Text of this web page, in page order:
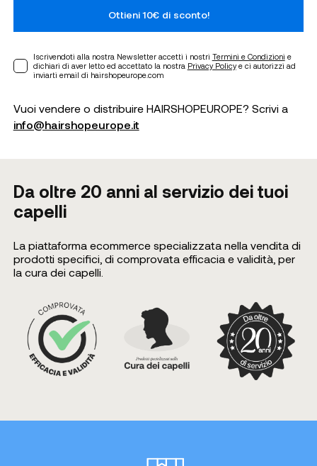
Ottieni 10€ di sconto!
Iscrivendoti alla nostra Newsletter accetti i nostri Termini e Condizioni e
dichiari di aver letto ed accettato la nostra Privacy Policye ci autorizzi ad
inviarti email di hairshopeurope.com
Vuoi vendere o distribuire HAIRSHOPEUROPE? Scrivi a
info@hairshopeurope.it
Da oltre 20 anni al servizio dei tuoi
capelli
La piattaforma ecommerce specializzata nella vendita di
prodotti specifici, di comprovata efficacia e validità, per
la cura dei capelli.